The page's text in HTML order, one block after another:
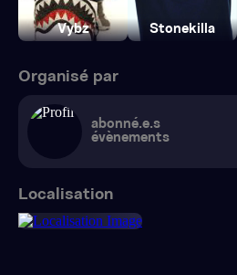
Vybz Stonekilla
Organisé par
abonné.e.s
évènements
Localisation